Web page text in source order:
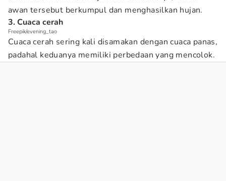
awan tersebut berkumpul dan menghasilkan hujan.
3. Cuaca cerah
Freepik/evening_tao
Cuaca cerah sering kali disamakan dengan cuaca panas,
padahal keduanya memiliki perbedaan yang mencolok.